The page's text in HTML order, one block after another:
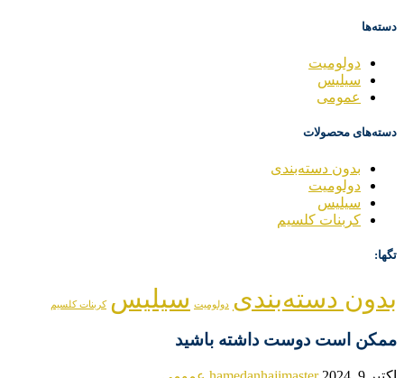
دسته‌ها
دولومیت
سیلیس
عمومی
دسته‌های محصولات
بدون دسته‌بندی
دولومیت
سیلیس
کربنات کلسیم
تگها:
بدون دسته‌بندی دولومیت سیلیس کربنات کلسیم
ممکن است دوست داشته باشید